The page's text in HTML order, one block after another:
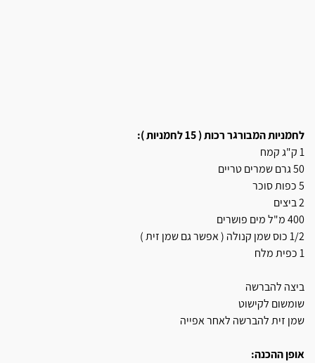
לחמניות המבורגר רכות ( 15 לחמניות ):
1 ק"ג קמח
50 גרם שמרים טריים
5 כפות סוכר
2 ביצים
400 מ"ל מים פושרים
1/2 כוס שמן קנולה ( אפשר גם שמן זית )
1 כפית מלח
ביצה להברשה
שומשום לקישוט
שמן זית להברשה לאחר אפייה
אופן ההכנה: